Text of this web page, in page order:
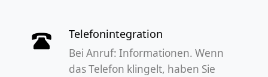
Telefonintegration
Bei Anruf: Informationen. Wenn
das Telefon klingelt, haben Sie